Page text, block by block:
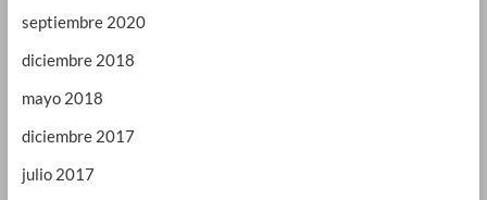
septiembre 2020
diciembre 2018
mayo 2018
diciembre 2017
julio 2017